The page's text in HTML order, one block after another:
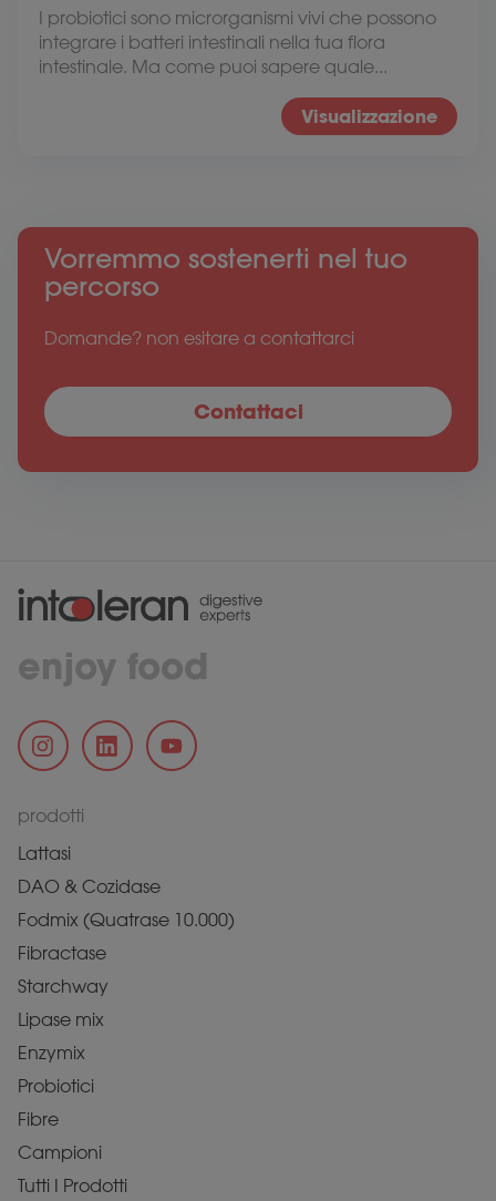
I probiotici sono microrganismi vivi che possono
integrare i batteri intestinali nella tua flora
intestinale. Ma come puoi sapere quale...
Visualizzazione
Vorremmo sostenerti nel tuo
percorso
Domande? non esitare a contattarci
Contattaci
enjoy food
prodotti
Lattasi
DAO & Cozidase
Fodmix (Quatrase 10.000)
Fibractase
Starchway
Lipase mix
Enzymix
Probiotici
Fibre
Campioni
Tutti I Prodotti